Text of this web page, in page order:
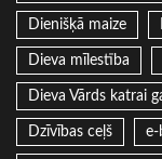
Dienišķā maize
Dieva mīlestība
Dieva Vārds katrai
Dzīvības ceļš e-